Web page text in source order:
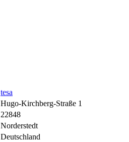
tesa
Hugo-Kirchberg-Straße 1
22848
Norderstedt
Deutschland